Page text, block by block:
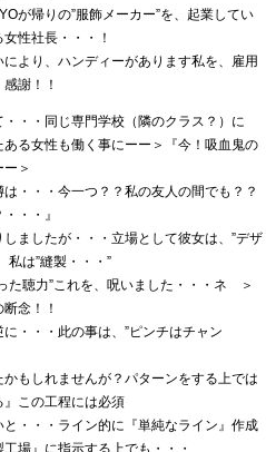
が帰りの”服飾メーカー”を、起業してい
性社長・・・！
により、ハンディーがあります私を、雇用
謝！！
・・・同じ専門学校（隣のクラス？）に
る女性も働く事にーー＞『今！吸血鬼の
＞
・・・今一つ？？私の友人の間でも？？
・・』
ましたが・・・立場として彼女は、”デザ
は”縫製・・・”
た聴力”これを、呪いました・・・ネ ＞
念！！
・・・此の事は、”ピンチはチャン
かもしれませんが？パターンをする上では
』この工程には必須
と・・・ライン的に『単純なライン』作成
場』に指示する上でも・・・